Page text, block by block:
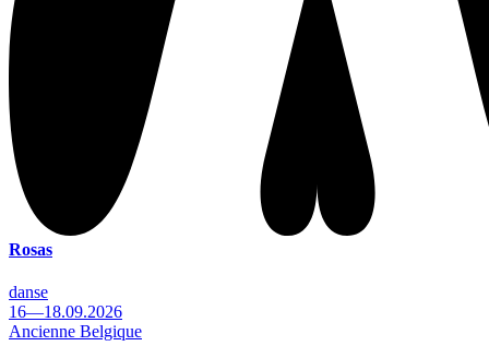
Rosas
danse
16—18.09.2026
Ancienne Belgique